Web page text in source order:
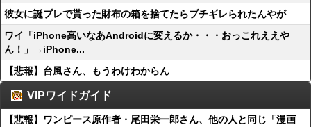
彼女に誕プレで貰った財布の箱を捨てたらブチギレられたんやが
ワイ「iPhone高いなあAndroidに変えるか・・・おっこれええや
ん！」→iPhone...
【悲報】台風さん、もうわけわからん
VIPワイドガイド
【悲報】ワンピース原作者・尾田栄一郎さん、他の人と同じ「漫画